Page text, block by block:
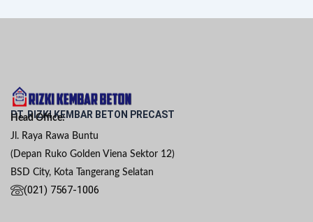
PT. RIZKI KEMBAR BETON PRECAST
Head Office:
Jl. Raya Rawa Buntu
(Depan Ruko Golden Viena Sektor 12)
BSD City, Kota Tangerang Selatan
(021) 7567-1006